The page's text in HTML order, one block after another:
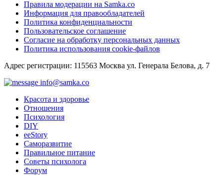
Правила модерации на Samka.co
Информация для правообладателей
Политика конфиденциальности
Пользовательское соглашение
Согласие на обработку персональных данных
Политика использования cookie-файлов
Адрес регистрации: 115563 Москва ул. Генерала Белова, д. 7
info@samka.co
Красота и здоровье
Отношения
Психология
DIY
ееStory
Саморазвитие
Правильное питание
Советы психолога
Форум